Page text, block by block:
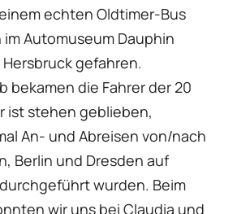
echten Oldtimer-Bus
im Automuseum Dauphin
gefahren.
bekamen die Fahrer der 20
ist stehen geblieben,
An- und Abreisen von/nach
Berlin und Dresden auf
wurden. Beim
wir uns bei Claudia und